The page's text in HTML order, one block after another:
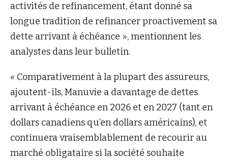
activités de refinancement, étant donné sa
longue tradition de refinancer proactivement sa
dette arrivant à échéance », mentionnent les
analystes dans leur bulletin.
« Comparativement à la plupart des assureurs,
ajoutent-ils, Manuvie a davantage de dettes
arrivant à échéance en 2026 et en 2027 (tant en
dollars canadiens qu’en dollars américains), et
continuera vraisemblablement de recourir au
marché obligataire si la société souhaite